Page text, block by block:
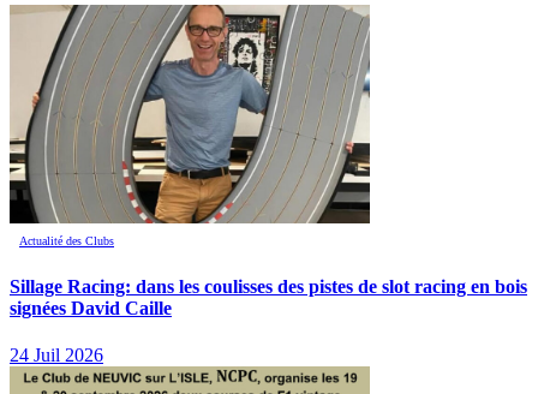
Actualité des Clubs
Sillage Racing: dans les coulisses des pistes de slot racing en bois
signées David Caille
24 Juil 2026